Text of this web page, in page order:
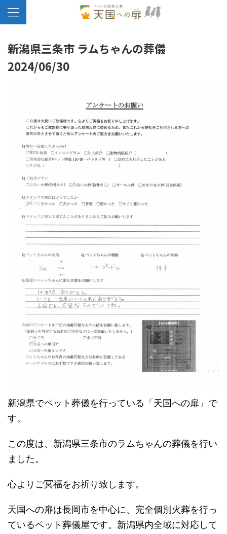
新潟県三条市 ラムちゃんの葬儀
2024/06/30
新潟県でペット葬儀を行っている「天国への扉」で
す。
この度は、新潟県三条市のラムちゃんの葬儀を行い
ました。
心よりご冥福をお祈り致します。
天国への扉は長岡市を中心に、完全個別火葬を行っ
ているペット葬儀屋です。新潟県内全域に対応して